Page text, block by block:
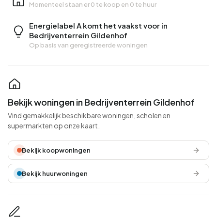
Momenteel staan er0 te koop en 0 te huur
Energielabel A komt het vaakst voor in
Bedrijventerrein Gildenhof
Op basis van geregistreerde woningen
Bekijk woningen in Bedrijventerrein Gildenhof
Vind gemakkelijk beschikbare woningen, scholen en
supermarkten op onze kaart.
Bekijk koopwoningen
Bekijk huurwoningen